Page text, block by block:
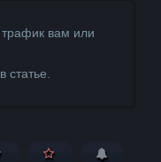
трафик вам или